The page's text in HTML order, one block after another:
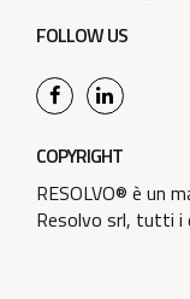
FOLLOW US
COPYRIGHT
RESOLVO® è un
Resolvo srl, tutti i